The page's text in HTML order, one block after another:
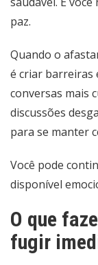
paz.
Quando o
é criar barreiras
conversas mais
discussões
para se manter
Você pode
disponível
O que
fugir